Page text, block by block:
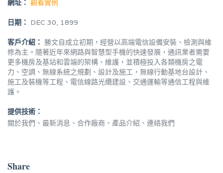
網址： 觀看實例
日期： DEC 30, 1899
客戶介紹： 勝文自成立初期，經營以高端電信設備安裝、檢測與維
修為主。隨著近年來網路與智慧型手機的快速發展，通訊業者需要
更多機房及基站和雲端的架構、維護，並積極投入各類機房之電
力、空調、無線系統之規劃、設計及施工，無線行動基地台設計、
施工及裝機等工程、電信線路光纜建設、交通運輸等通信工程與維
護。
提供技術：
關於我們、最新消息、合作廠商、產品介紹、連絡我們
Share